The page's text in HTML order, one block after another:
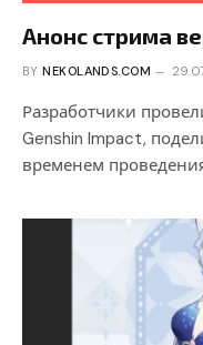
Анонс стрима
BY NEKOLANDS.COM
Разработчики
Genshin Impact,
временем